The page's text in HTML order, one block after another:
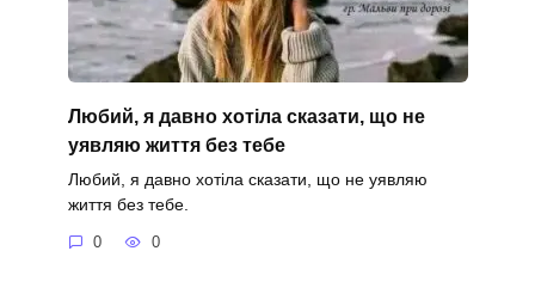
Любий, я давно хотіла сказати, що не
уявляю життя без тебе
Любий, я давно хотіла сказати, що не уявляю
життя без тебе.
0 0